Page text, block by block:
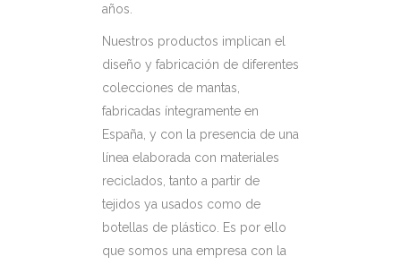
años.
Nuestros productos implican el
diseño y fabricación de diferentes
colecciones de mantas,
fabricadas íntegramente en
España, y con la presencia de una
línea elaborada con materiales
reciclados, tanto a partir de
tejidos ya usados como de
botellas de plástico. Es por ello
que somos una empresa con la